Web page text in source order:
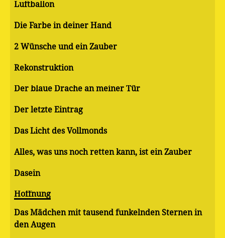
Luftballon
Die Farbe in deiner Hand
2 Wünsche und ein Zauber
Rekonstruktion
Der blaue Drache an meiner Tür
Der letzte Eintrag
Das Licht des Vollmonds
Alles, was uns noch retten kann, ist ein Zauber
Dasein
Hoffnung
Das Mädchen mit tausend funkelnden Sternen in
den Augen